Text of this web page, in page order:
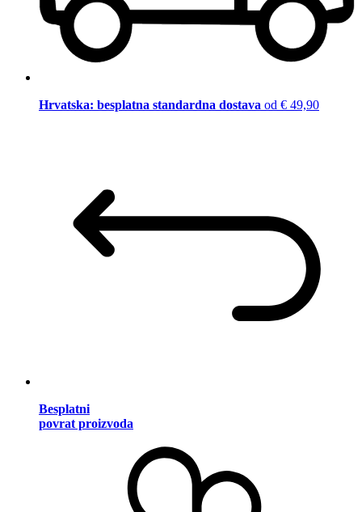
Hrvatska: besplatna standardna dostava od € 49,90
Besplatni
povrat proizvoda